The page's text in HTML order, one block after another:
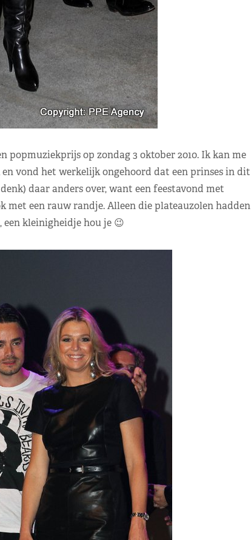
op zondag 3 oktober 2010. Ik kan me
vond het werkelijk ongehoord dat een prinses in dit
daar anders over, want een feestavond met
een rauw randje. Alleen die plateauzolen hadden
kleinigheidje hou je 😉